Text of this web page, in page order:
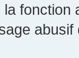
fonction